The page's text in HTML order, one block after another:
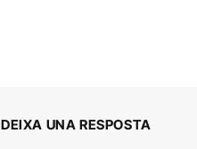
DEIXA UNA RESPOSTA